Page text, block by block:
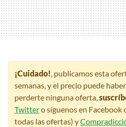
¡Cuidado!, publicamos esta
semanas, y el precio puede
perderte ninguna oferta,
Twittero síguenos en Facebook
todas las ofertas) y